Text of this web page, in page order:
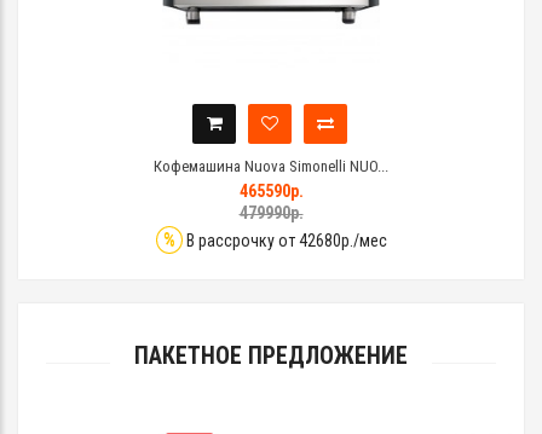
Кофемашина Nuova Simonelli NUO...
465590р.
479990р.
% В рассрочку от 42680р./мес
ПАКЕТНОЕ ПРЕДЛОЖЕНИЕ